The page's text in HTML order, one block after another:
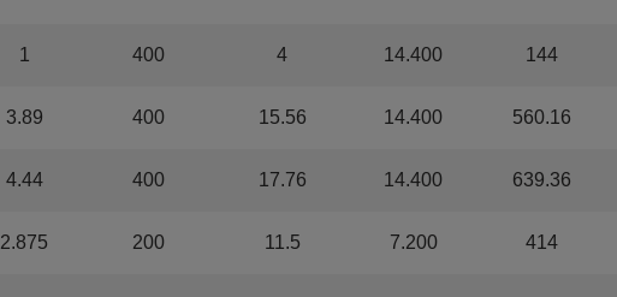
1 400 4 14.400 144
3.89 400 15.56 14.400 560.16
4.44 400 17.76 14.400 639.36
2.875 200 11.5 7.200 414